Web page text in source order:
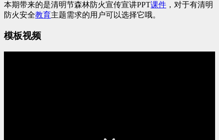
本期带来的是清明节森林防火宣传宣讲PPT课件 ，对于有清明
防火安全教育主题需求的用户可以选择它哦。
模板视频